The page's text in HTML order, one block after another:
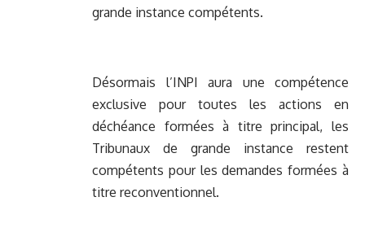
grande instance compétents.
Désormais l’INPI aura une compétence
exclusive pour toutes les actions en
déchéance formées à titre principal, les
Tribunaux de grande instance restent
compétents pour les demandes formées à
titre reconventionnel.